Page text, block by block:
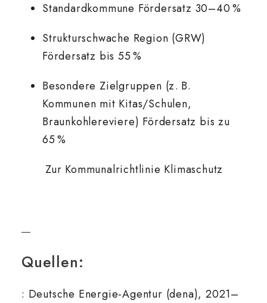
Standardkommune Fördersatz 30–40 %
Strukturschwache Region (GRW)
Fördersatz bis 55 %
Besondere Zielgruppen (z. B.
Kommunen mit Kitas/Schulen,
Braunkohlereviere) Fördersatz bis zu
65 %
Zur Kommunalrichtlinie Klimaschutz
Quellen:
: Deutsche Energie-Agentur (dena), 2021–